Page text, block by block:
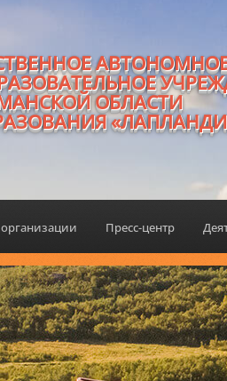
ОБЛАСТИ
Пресс-центр